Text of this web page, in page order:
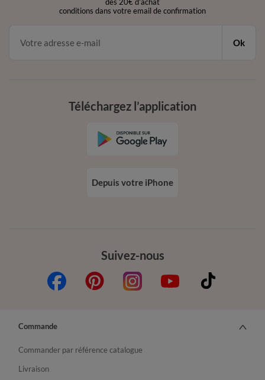
dès 20€ d’achat
conditions dans votre email de confirmation
Ok
Suivez-nous
Téléchargez l’application
Depuis votre iPhone
Commande
Commander par référence catalogue
Livraison